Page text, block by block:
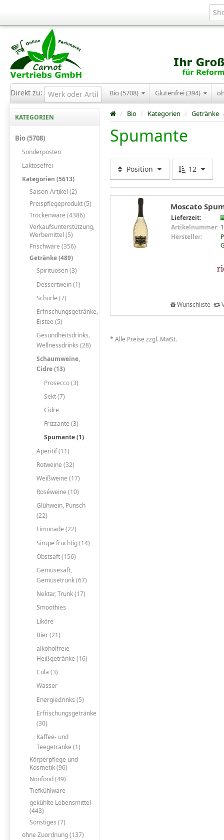
Direkt zu: Bio (5708) Glutenfrei (394)
KATEGORIEN
Bio (5708)
Sonderposten
Laktosefrei
Kategorien (5613)
Saison-Artikel (2)
Preispflegeprodukt (5)
Trockenware (4386)
Verkaufsunterstützung,
Werbemittel (5)
Frischware (356)
Getränke (489)
Spirituosen (3)
Dessertwein (1)
Schorle (7)
Erfrischungsgetränke,
Eistee (5)
Gesundheitsdrinks,
Wellnessdrinks (28)
Schaumweine,
Cidre (13)
Prosecco (3)
Sekt (7)
Cidre
Frizzante (3)
Spumante (1)
Aperitif (11)
Rotweine (32)
Weißweine (17)
Roséweine (10)
Glühwein, Punsch
(22)
Limonade (22)
Sirupe fruchtig (14)
Obstsaft (156)
Gemüsesaft,
Gemüsetrunk (67)
Nektar, Trunk (17)
Smoothies
Liköre
Bier (21)
alkoholfreie
Heißgetränke (16)
Cola (3)
Wasser
Energiedrinks (5)
Erfrischungsgetränke
(30)
Kaffee- und
Teegetränke (1)
Körperpflege und
Kosmetik (96)
Nonfood (49)
Tiefkühlware
gekühlte Lebensmittel
(443)
Sonstiges (7)
ohne Zuordnung (137)
/ Bio / Kategorien / Getränke
Spumante
Position 12
Moscato
Lieferzeit:
Artikelnummer:
Hersteller:
Wunschliste
* Alle Preise zzgl. MwSt.